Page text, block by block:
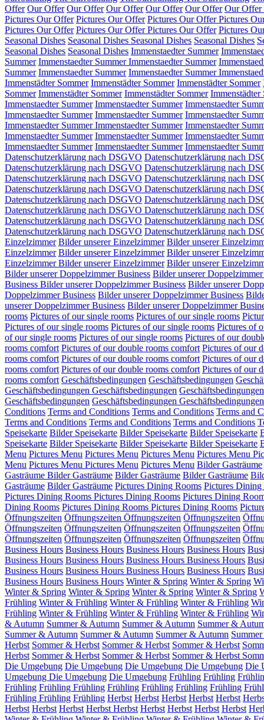
Offer Our Offer Our Offer Our Offer Our Offer Our Offer Our Offer
Pictures Our Offer Pictures Our Offer Pictures Our OfferPictures
Pictures Our Offer Pictures Our OfferPictures Our Offer Pictures
Seasonal Dishes Seasonal Dishes Seasonal Dishes Seasonal Dishes
Seasonal Dishes Seasonal Dishes Immenstaedter Summer
Summer Immenstaedter SummerImmenstaedter Summer
Summer Immenstaedter Summer Immenstaedter Summer
Immenstädter Sommer Immenstädter Sommer Immenstädter Sommer
Sommer Immenstädter Sommer Immenstädter Sommer Immenstädter
Immenstaedter Summer Immenstaedter Summer Immenstaedter
Immenstaedter Summer Immenstaedter Summer Immenstaedter
Immenstaedter SummerImmenstaedter Summer Immenstaedter
Immenstaedter Summer Immenstaedter Summer Immenstaedter
Immenstaedter Summer Immenstaedter Summer Immenstaedter
Datenschutzerklärung nach DSGVO Datenschutzerklärung nach
Datenschutzerklärung nach DSGVO Datenschutzerklärung nach
Datenschutzerklärung nach DSGVO Datenschutzerklärung nach
Datenschutzerklärung nach DSGVO Datenschutzerklärung nach
Datenschutzerklärung nach DSGVO Datenschutzerklärung nach
Datenschutzerklärung nach DSGVO Datenschutzerklärung nach
Datenschutzerklärung nach DSGVO Datenschutzerklärung nach
Datenschutzerklärung nach DSGVO Datenschutzerklärung nach
Einzelzimmer Bilder unserer Einzelzimmer Bilder unserer
Einzelzimmer Bilder unserer Einzelzimmer Bilder unserer
EinzelzimmerBilder unserer Einzelzimmer Bilder unserer
Bilder unserer Doppelzimmer Business Bilder unserer Doppelzimmer
Business Bilder unserer Doppelzimmer Business Bilder unserer
Doppelzimmer Business Bilder unserer Doppelzimmer Business
unserer Doppelzimmer Business Bilder unserer Doppelzimmer
rooms Pictures of our single rooms Pictures of our single rooms
Pictures of our single rooms Pictures of our single rooms Pictures of
of our single rooms Pictures of our single rooms Pictures of our
rooms comfort Pictures of our double rooms comfort Pictures of our
rooms comfort Pictures of our double rooms comfort Pictures of our
rooms comfort Pictures of our double rooms comfort Pictures of our
rooms comfort Geschäftsbedingungen Geschäftsbedingungen
Geschäftsbedingungen Geschäftsbedingungen Geschäftsbedingungen
Geschäftsbedingungen Geschäftsbedingungen Geschäftsbedingungen
Conditions Terms and Conditions Terms and Conditions Terms and
Terms and Conditions Terms and Conditions Terms and Conditions
Speisekarte Bilder Speisekarte Bilder Speisekarte Bilder Speisekarte
Speisekarte Bilder Speisekarte Bilder Speisekarte Bilder Speisekarte
Menu Pictures Menu Pictures Menu Pictures Menu Pictures Menu
Menu Pictures Menu Pictures Menu Pictures Menu Bilder Gasträume
Gasträume Bilder Gasträume Bilder Gasträume Bilder Gasträume
Gasträume Bilder Gasträume Pictures Dining Rooms Pictures Dining
Pictures Dining Rooms Pictures Dining Rooms Pictures Dining
Dining Rooms Pictures Dining Rooms Pictures Dining Rooms
Öffnungszeiten Öffnungszeiten Öffnungszeiten Öffnungszeiten
Öffnungszeiten Öffnungszeiten Öffnungszeiten Öffnungszeiten
Öffnungszeiten Öffnungszeiten Öffnungszeiten Öffnungszeiten
Business Hours Business Hours Business Hours Business Hours
Business Hours Business Hours Business Hours Business Hours
Business Hours Business Hours Business Hours Business Hours
Business Hours Business Hours Winter & Spring Winter & Spring
Winter & Spring Winter & Spring Winter & Spring Winter & Spring
Frühling Winter & Frühling Winter & Frühling Winter & Frühling
Frühling Winter & Frühling Winter & Frühling Winter & Frühling
& Autumn Summer & Autumn Summer & Autumn Summer &
Summer & Autumn Summer & Autumn Summer & Autumn
Herbst Sommer & Herbst Sommer & Herbst Sommer & Herbst
Herbst Sommer & Herbst Sommer & Herbst Sommer & Herbst
Die Umgebung Die Umgebung Die Umgebung Die Umgebung Die
Umgebung Die Umgebung Die Umgebung Frühling Frühling
Frühling Frühling Frühling Frühling Frühling Frühling Frühling
Frühling Frühling Frühling Herbst Herbst Herbst Herbst Herbst
Herbst Herbst Herbst Herbst Herbst Herbst Herbst Herbst Herbst